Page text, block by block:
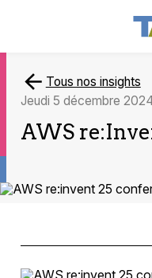
Tous nos insights
jeudi 5 décembre
AWS